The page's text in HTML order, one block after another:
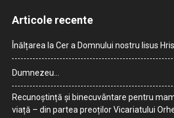
Articole recente
Înălțarea la Cer a Domnului nostru Iisus
Dumnezeu…
Recunoștință și binecuvântare pentru
viață – din partea preoților Vicariatului